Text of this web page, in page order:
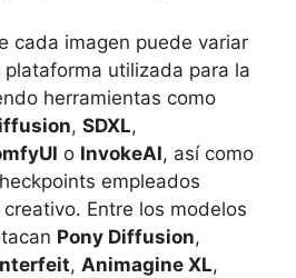
cada imagen puede variar
utilizada para la
herramientas como
, SDXL,
o InvokeAI, así como
empleados
Entre los modelos
Pony Diffusion,
, Animagine XL,